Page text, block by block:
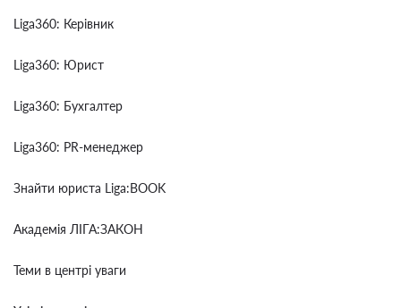
Liga360: Керівник
Liga360: Юрист
Liga360: Бухгалтер
Liga360: PR-менеджер
Знайти юриста Liga:BOOK
Академія ЛІГА:ЗАКОН
Теми в центрі уваги